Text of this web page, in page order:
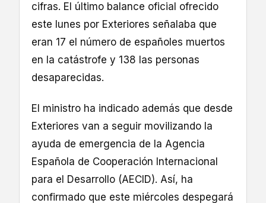
cifras. El último balance oficial ofrecido
este lunes por Exteriores señalaba que
eran 17 el número de españoles muertos
en la catástrofe y 138 las personas
desaparecidas.
El ministro ha indicado además que desde
Exteriores van a seguir movilizando la
ayuda de emergencia de la Agencia
Española de Cooperación Internacional
para el Desarrollo (AECID). Así, ha
confirmado que este miércoles despegará